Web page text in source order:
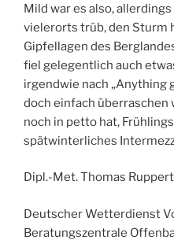
Mild war es also,
vielerorts trüb, den Sturm
Gipfellagen des
fiel gelegentlich auch
irgendwie nach „Anything
doch einfach überraschen
noch in petto hat,
spätwinterliches
Dipl.-Met. Thomas Ruppert
Deutscher Wetterdienst
Beratungszentrale